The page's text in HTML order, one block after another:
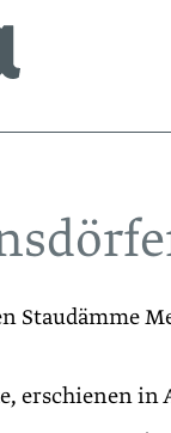
Staudämme
erschienen in